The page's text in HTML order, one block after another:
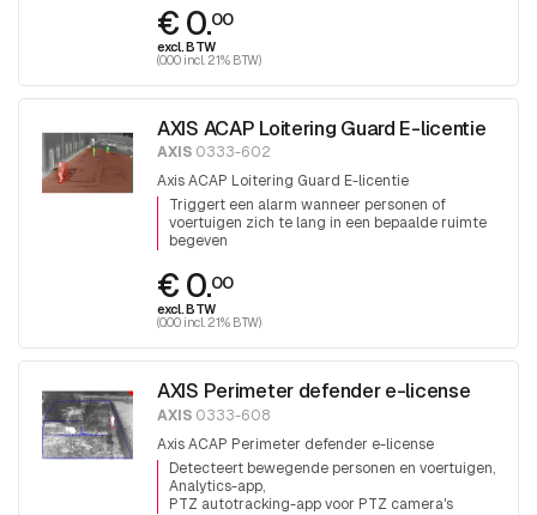
€ 0.00
excl. BTW
(0.00 incl. 21% BTW)
AXIS ACAP Loitering Guard E-licentie
AXIS 0333-602
Axis ACAP Loitering Guard E-licentie
Triggert een alarm wanneer personen of
voertuigen zich te lang in een bepaalde ruimte
begeven
€ 0.00
excl. BTW
(0.00 incl. 21% BTW)
AXIS Perimeter defender e-license
AXIS 0333-608
Axis ACAP Perimeter defender e-license
Detecteert bewegende personen en voertuigen
Analytics-app
PTZ autotracking-app voor PTZ camera's